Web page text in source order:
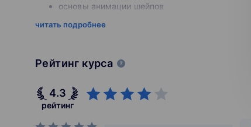
основы анимации шейпов
рендер
вы создадите
анимированную заставку, состоящую только
нимация с типографикой
читать подробнее
Рейтинг курса
4.3
рейтинг